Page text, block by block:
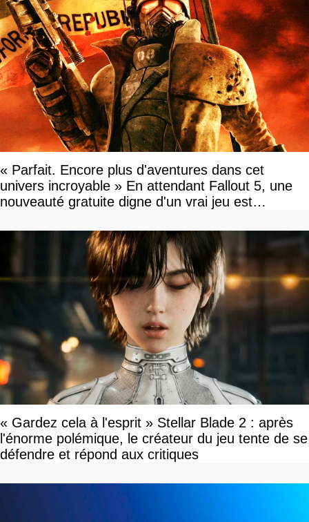
« Parfait. Encore plus d'aventures dans cet
univers incroyable » En attendant Fallout 5, une
nouveauté gratuite digne d'un vrai jeu est
« Gardez cela à l'esprit » Stellar Blade 2 : après
l'énorme polémique, le créateur du jeu tente de se
défendre et répond aux critiques